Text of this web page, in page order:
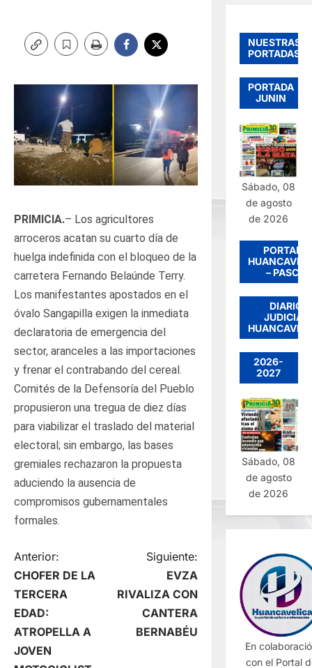
PRIMICIA.– Los agricultores
arroceros acatan su cuarto día de
huelga indefinida con el bloqueo de la
carretera Fernando Belaúnde Terry.
Los manifestantes apostados en el
óvalo Sangapilla exigen la inmediata
declaratoria de emergencia del
sector, aranceles a las importaciones
y frenar el contrabando del cereal.
Comités de la Defensoría del Pueblo
propusieron una tregua de diez días
para viabilizar el traslado del material
electoral; sin embargo, las bases
gremiales rechazaron la propuesta
aduciendo la ausencia de
compromisos gubernamentales
formales.
N
a
v
e
Anterior:
CHOFER DE LA
TERCERA
EDAD:
ATROPELLA A
JOVEN
Siguiente:
EVZA
RIVALIZA CON
CANTERA
BERNABÉU
NUESTRAS
PORTADAS
PORTADA
JUNIN
Sábado, 08
de agosto
de 2026
PORTADA
– PASCO
DIARIO
JUDICIAL
2026-
2027
Sábado, 08
de agosto
de 2026
En
con el Portal